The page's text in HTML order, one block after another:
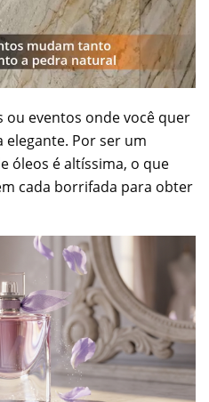
ou eventos onde você quer
Por ser um
óleos é altíssima, o que
cada borrifada para obter